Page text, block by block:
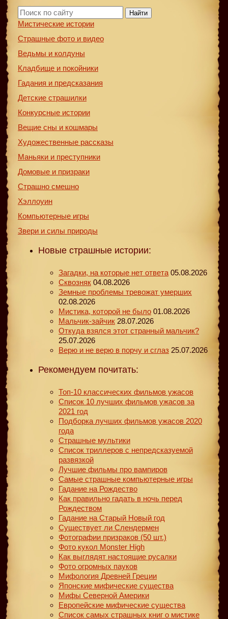
Найти
Мистические истории
Страшные фото и видео
Ведьмы и колдуны
Кладбище и покойники
Гадания и предсказания
Детские страшилки
Конкурсные истории
Вещие сны и кошмары
Художественные рассказы
Маньяки и преступники
Домовые и призраки
Страшно смешно
Хэллоуин
Компьютерные игры
Звери и силы природы
Новые страшные истории:
Загадки, на которые нет ответа 05.08.2026
Сквозняк 04.08.2026
Земные проблемы тревожат умерших
02.08.2026
Мистика, которой не было 01.08.2026
Мальчик-зайчик 28.07.2026
Откуда взялся этот странный мальчик?
25.07.2026
Верю и не верю в порчу и сглаз 25.07.2026
Рекомендуем почитать:
Топ-10 классических фильмов ужасов
Список 10 лучших фильмов ужасов за
2021 год
Подборка лучших фильмов ужасов 2020
года
Страшные мультики
Список триллеров с непредсказуемой
развязкой
Лучшие фильмы про вампиров
Самые страшные компьютерные игры
Гадание на Рождество
Как правильно гадать в ночь перед
Рождеством
Гадание на Старый Новый год
Существует ли Слендермен
Фотографии призраков (50 шт.)
Фото кукол Monster High
Как выглядят настоящие русалки
Фото огромных пауков
Мифология Древней Греции
Японские мифические существа
Мифы Северной Америки
Европейские мифические существа
Список самых страшных книг о мистике